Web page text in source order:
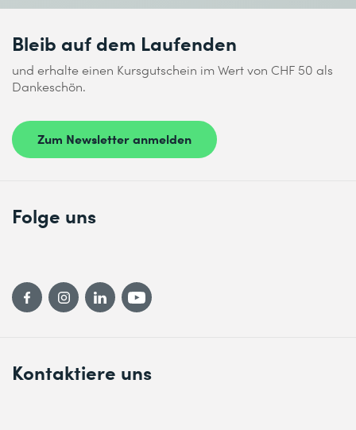
Bleib auf dem Laufenden
und erhalte einen Kursgutschein im Wert von CHF 50 als
Dankeschön.
Zum Newsletter anmelden
Kontaktiere uns
Folge uns